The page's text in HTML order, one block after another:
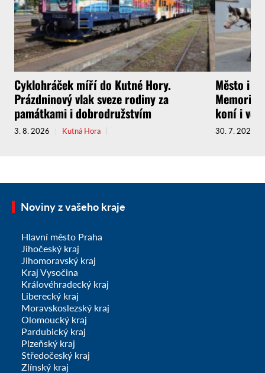
Cyklohráček míří do Kutné Hory.
Prázdninový vlak sveze rodiny za
památkami i dobrodružstvím
3. 8. 2026 Kutná Hora
Město i
Memoriál
koní i
30. 7. 2026
Noviny z vašeho kraje
Hlavní město Praha
Jihočeský kraj
Jihomoravský kraj
Kraj Vysočina
Královéhradecký kraj
Liberecký kraj
Moravskoslezský kraj
Olomoucký kraj
Pardubický kraj
Plzeňský kraj
Středočeský kraj
Zlínský kraj